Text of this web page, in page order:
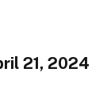
21, 2024